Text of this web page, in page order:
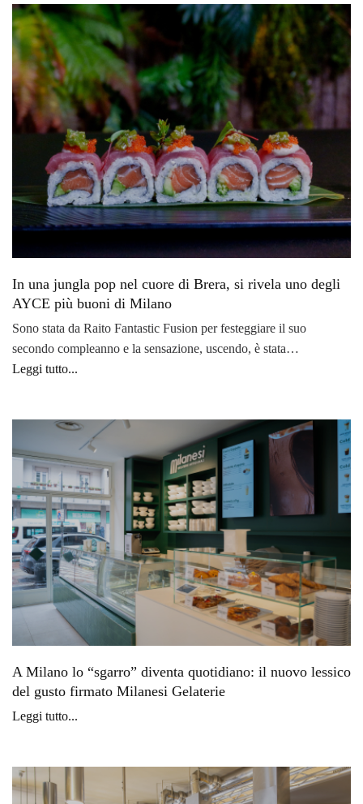
In una jungla pop nel cuore di Brera, si rivela uno degli
AYCE più buoni di Milano
Sono stata da Raito Fantastic Fusion per festeggiare il suo
secondo compleanno e la sensazione, uscendo, è stata…
Leggi tutto...
A Milano lo “sgarro” diventa quotidiano: il nuovo lessico
del gusto firmato Milanesi Gelaterie
Leggi tutto...